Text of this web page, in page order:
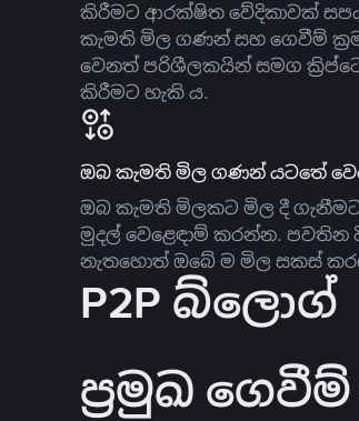
කිරීමට ආරක්ෂිත වේදිකාවක්
කැමති මිල ගණන් සහ ගෙවීම්
වෙනත් පරිශීලකයින් සමග
කිරීමට හැකි ය.
ඔබ කැමති මිල ගණන් යටතේ
ඔබ කැමති මිලකට මිල දී
මුදල් වෙළෙඳාම් කරන්න.
නැතහොත් ඔබේ ම මිල සකස්
P2P බ්ලොග්
ප්‍රමුඛ ගෙවීම්